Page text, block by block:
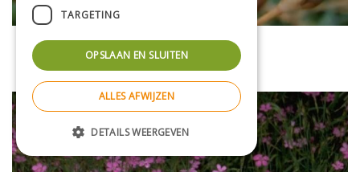
Rotsanjer
Dianthus gratianopolitanus
TARGETING
OPSLAAN EN SLUITEN
ALLES AFWIJZEN
DETAILS WEERGEVEN